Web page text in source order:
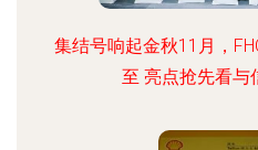
集结号响起金秋11月，
至 亮点抢先看与